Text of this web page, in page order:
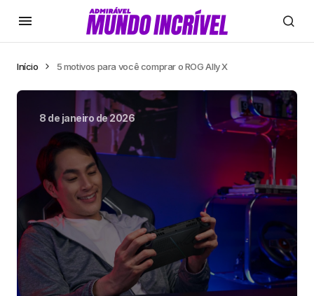
Início 5 motivos para você comprar o ROG Ally X
8 de janeiro de 2026